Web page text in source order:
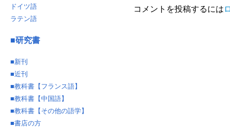
コメントを投稿するには
ドイツ語
ラテン語
■研究書
■新刊
■近刊
■教科書【フランス語】
■教科書【中国語】
■教科書【その他の語学】
■書店の方